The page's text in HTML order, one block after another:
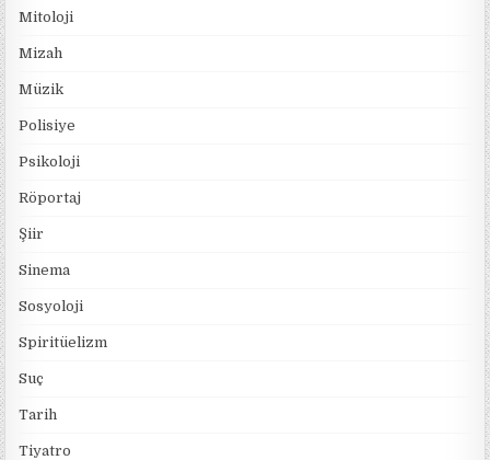
Mitoloji
Mizah
Müzik
Polisiye
Psikoloji
Röportaj
Şiir
Sinema
Sosyoloji
Spiritüelizm
Suç
Tarih
Tiyatro